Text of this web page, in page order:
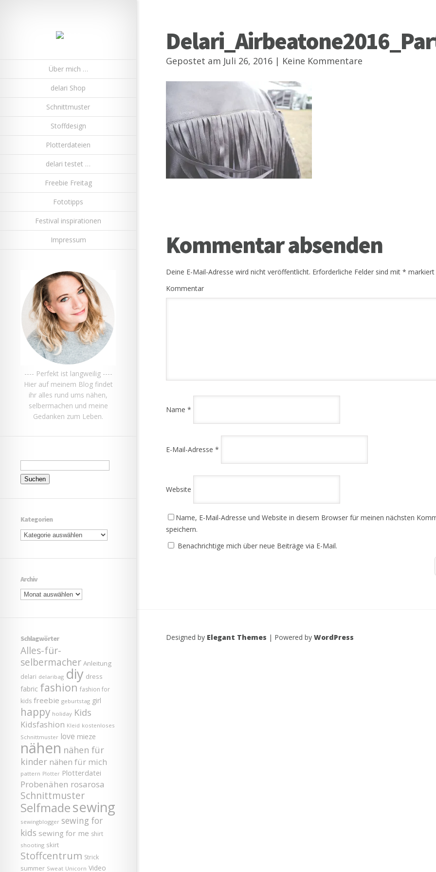
Über mich …
delari Shop
Schnittmuster
Stoffdesign
Plotterdateien
delari testet …
Freebie Freitag
Fototipps
Festival inspirationen
Impressum
---- Perfekt ist langweilig ----
Hier auf meinem Blog findet
ihr alles rund ums nähen,
selbermachen und meine
Gedanken zum Leben.
Suchen
nach:
Kategorien
Kategorien
Archiv
Archiv
Schlagwörter
Alles-für-
selbermacher Anleitung
delari delaribag diy dress
fabric fashion fashion for
kids freebie geburtstag girl
happy holiday Kids
Kidsfashion Kleid kostenloses
Schnittmuster love mieze
nähen nähen für
kinder nähen für mich
pattern Plotter Plotterdatei
Probenähen rosarosa
Schnittmuster
Selfmadesewing
sewingblogger sewing for
kids sewing for me shirt
shooting skirt
Stoffcentrum Strick
summer Sweat Unicorn Video
Gepostet am Juli 26, 2016 | Keine Kommentare
Kommentar absenden
Deine E-Mail-Adresse wird nicht veröffentlicht. Erforderliche Felder sind mit * markiert
Kommentar
Name *
E-Mail-Adresse *
Website
Name, E-Mail-Adresse und Website in diesem Browser für meinen nächsten
speichern.
Benachrichtige mich über neue Beiträge via E-Mail.
Designed by Elegant Themes | Powered by WordPress